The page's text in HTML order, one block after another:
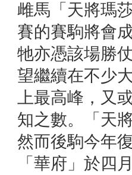
雌馬「天將瑪
賽的賽駒將會
牠亦憑該場勝
望繼續在不少
上最高峰，又
知之數。「天
然而後駒今年
「華府」於四